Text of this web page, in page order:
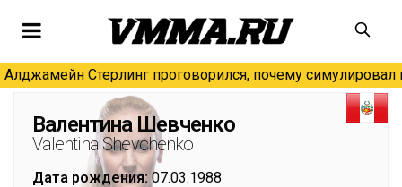
Алджамейн Стерлинг проговорился, почему симулировал
Валентина Шевченко
Valentina Shevchenko
Дата рождения:07.03.1988